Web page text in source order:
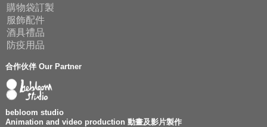
購物袋訂製
服飾配件
酒具禮品
防疫用品
合作伙伴 Our Partner
bebloom studio
Animation and video production 動畫及影片製作